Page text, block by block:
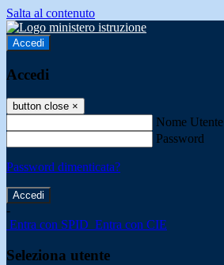
Salta al contenuto
Accedi
Accedi
button close ×
Nome Utente
Password
Password dimenticata?
-
Entra con SPID Entra con CIE
Seleziona utente